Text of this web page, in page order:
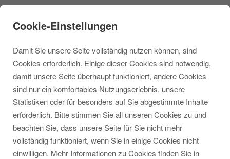
[Video] Shopware 6:
Konfiguration eines
Verkaufskanals
Cookie-Einstellungen
Damit Sie unsere Seite vollständig nutzen können, sind
Cookies erforderlich. Einige dieser Cookies sind notwendig,
damit unsere Seite überhaupt funktioniert, andere Cookies
sind nur ein komfortables Nutzungserlebnis, unsere
Statistiken oder für besonders auf Sie abgestimmte Inhalte
erforderlich. Bitte stimmen Sie all unseren Cookies zu und
beachten Sie, dass unsere Seite für Sie nicht mehr
vollständig funktioniert, wenn Sie in einige Cookies nicht
einwilligen. Mehr Informationen zu Cookies finden Sie in